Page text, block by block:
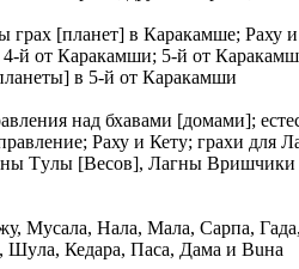
грах [планет] в Каракaмше;
й от Каракaмши; 5-й от
в 5-й от Каракaмши
над бхaвами [домами];
Рaху и Кету; грахи
Тyлы [Весов], Лагны
Мусала, Нала, Мaла, Сарпа,
Шyла, Кедара, Паса, Дама и Вuна